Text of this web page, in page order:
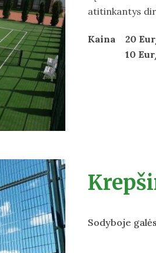
atitinkantys
Kaina 20
10
Sodyboje